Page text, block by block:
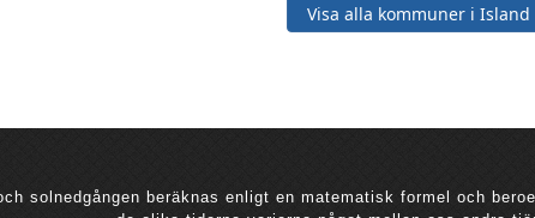
Visa alla kommuner i Island
solnedgången beräknas enligt en matematisk formel och